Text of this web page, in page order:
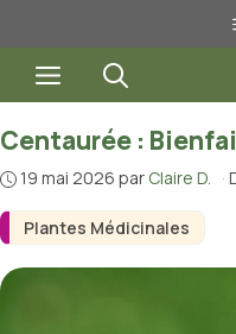
au
contenuMenu
Plantes Médicinales
Centaurée :
19 mai 2026 par Claire D. ·